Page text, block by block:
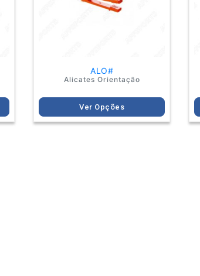
ALO#
Alicates Orientação
Ver Opções
may
page